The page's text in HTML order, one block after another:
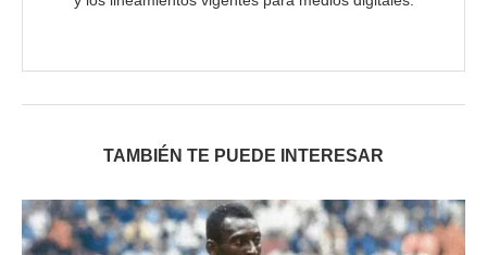
TAMBIÉN TE PUEDE INTERESAR